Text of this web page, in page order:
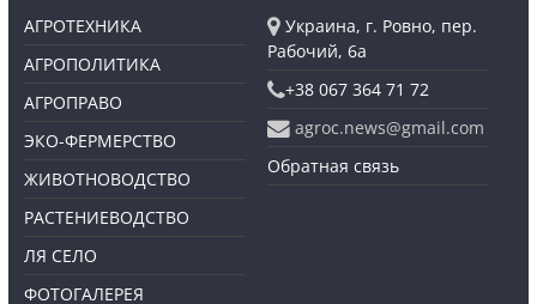
АГРОТЕХНИКА
АГРОПОЛИТИКА
АГРОПРАВО
ЭКО-ФЕРМЕРСТВО
ЖИВОТНОВОДСТВО
РАСТЕНИЕВОДСТВО
ЛЯ СЕЛО
ФОТОГАЛЕРЕЯ
Украина, г. Ровно, пер.
Рабочий, 6а
+38 067 364 71 72
agroc.news@gmail.com
Обратная связь